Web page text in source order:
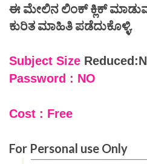
ಈ ಮೇಲಿನ ಲಿಂಕ್ ಕ್ಲಿಕ್
ಕುರಿತ ಮಾಹಿತಿ ಪಡೆದುಕೊಳ್ಳಿ.
Subject Size
Password : NO
Cost : Free
For Personal use Only